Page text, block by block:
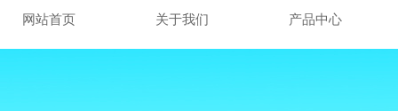
网站首页 关于我们 产品中心